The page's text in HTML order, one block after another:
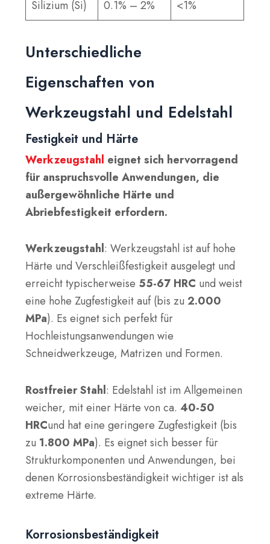
Silizium (Si) 0.1% – 2% <1%
Unterschiedliche
Eigenschaften von
Werkzeugstahl und Edelstahl
Festigkeit und Härte
Werkzeugstahl eignet sich hervorragend
für anspruchsvolle Anwendungen, die
außergewöhnliche Härte und
Abriebfestigkeit erfordern.
Werkzeugstahl: Werkzeugstahl ist auf hohe
Härte und Verschleißfestigkeit ausgelegt und
erreicht typischerweise 55-67 HRC und weist
eine hohe Zugfestigkeit auf (bis zu2.000
MPa). Es eignet sich perfekt für
Hochleistungsanwendungen wie
Schneidwerkzeuge, Matrizen und Formen.
Rostfreier Stahl: Edelstahl ist im Allgemeinen
weicher, mit einer Härte von ca.40-50
HRCund hat eine geringere Zugfestigkeit (bis
zu 1.800 MPa). Es eignet sich besser für
Strukturkomponenten und Anwendungen, bei
denen Korrosionsbeständigkeit wichtiger ist als
extreme Härte.
Korrosionsbeständigkeit